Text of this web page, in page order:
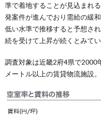
準で着地することが見込まれ
発案件が進んでおり需給の緩
低い水準で推移すると予想さ
続を受けて上昇が続くとみてい
調査対象は近畿2府4県で2000
メートル以上の賃貸物流施設。